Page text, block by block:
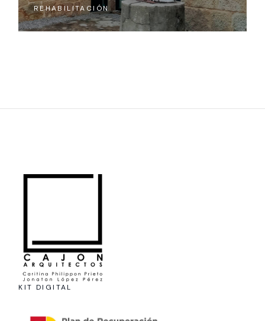
REHABILITACIÓN
KIT DIGITAL